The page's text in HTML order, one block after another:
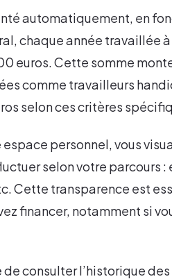
automatiquement, en
chaque année travaillée
euros. Cette somme
comme travailleurs
selon ces critères
personnel, vous
selon votre parcours
Cette transparence est
financer, notamment si
consulter l’historique